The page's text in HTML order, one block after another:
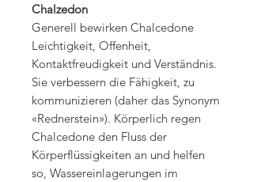
Chalzedon
Generell bewirken Chalcedone
Leichtigkeit, Offenheit,
Kontaktfreudigkeit und Verständnis.
Sie verbessern die Fähigkeit, zu
kommunizieren (daher das Synonym
«Rednerstein»). Körperlich regen
Chalcedone den Fluss der
Körperflüssigkeiten an und helfen
so, Wassereinlagerungen im